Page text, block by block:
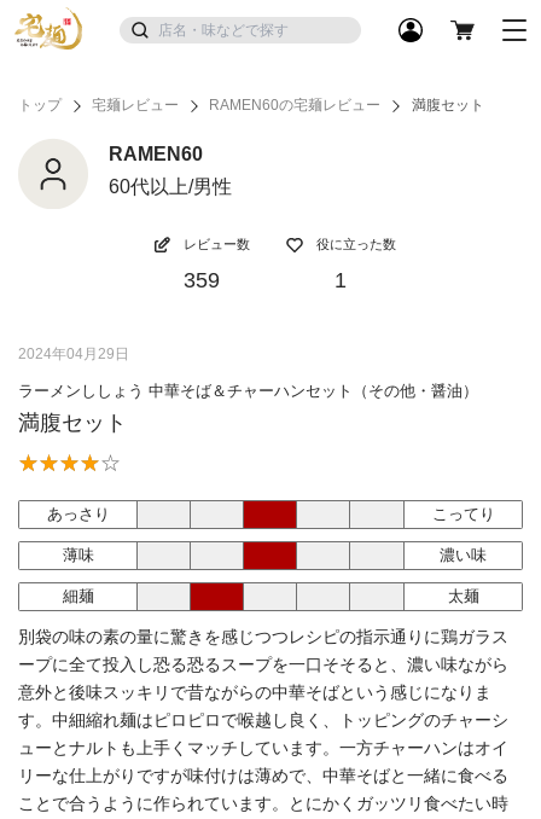
トップ 宅麺レビュー RAMEN60の宅麺レビュー 満腹セット
RAMEN60
60代以上/男性
レビュー数
359
役に立った数
1
2024年04月29日
ラーメンししょう 中華そば＆チャーハンセット（その他・醤油）
満腹セット
あっさり こってり
薄味 濃い味
細麺 太麺
別袋の味の素の量に驚きを感じつつレシピの指示通りに鶏ガラス
ープに全て投入し恐る恐るスープを一口そそると、濃い味ながら
意外と後味スッキリで昔ながらの中華そばという感じになりま
す。中細縮れ麺はピロピロで喉越し良く、トッピングのチャーシ
ューとナルトも上手くマッチしています。一方チャーハンはオイ
リーな仕上がりですが味付けは薄めで、中華そばと一緒に食べる
ことで合うように作られています。とにかくガッツリ食べたい時